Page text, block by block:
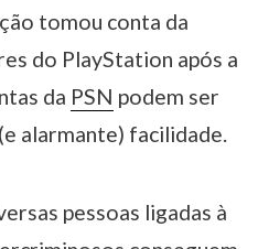
tomou conta da
do PlayStation após a
da PSN podem ser
alarmante) facilidade.
pessoas ligadas à